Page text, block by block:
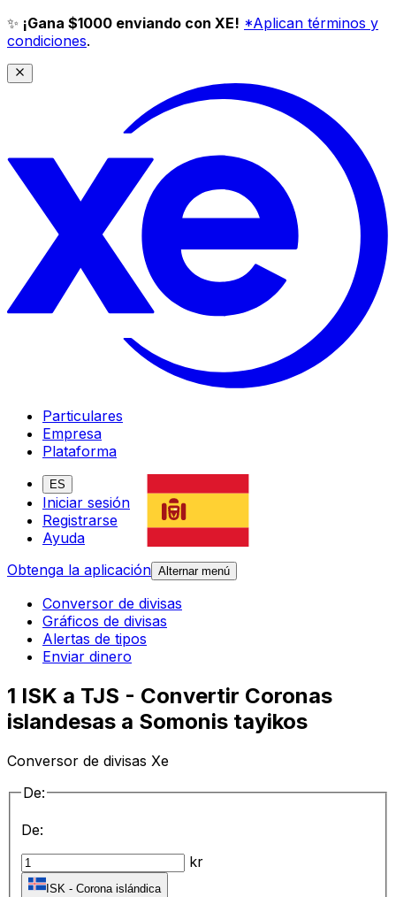
✨ ¡Gana $1000 enviando con XE! *Aplican términos y
condiciones.
Particulares
Empresa
Plataforma
ES
Iniciar sesión
Registrarse
Ayuda
Obtenga la aplicación Alternar menú
Conversor de divisas
Gráficos de divisas
Alertas de tipos
Enviar dinero
1 ISK a TJS - Convertir Coronas
islandesas a Somonis tayikos
Conversor de divisas Xe
De:
De:
kr
ISK - Corona islándica